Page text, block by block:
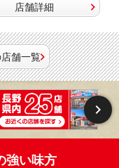
店舗詳細
舗一覧
強い味方